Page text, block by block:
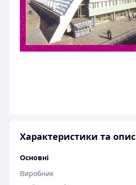
Характеристики та опис
Основні
Виробник